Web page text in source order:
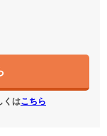
くはこちら